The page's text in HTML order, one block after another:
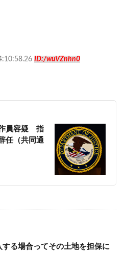
ID:/wuVZnhn0
員容疑 指
任（共同通
する場合ってその土地を担保に